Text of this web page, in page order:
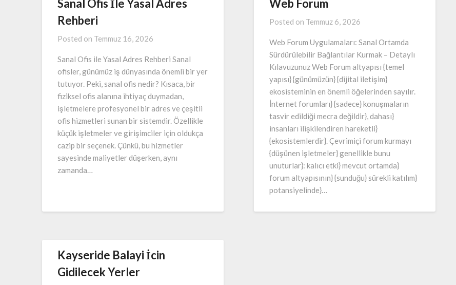
Sanal Ofis İle Yasal Adres
Rehberi
Posted on Temmuz 16, 2026
Sanal Ofis ile Yasal Adres Rehberi Sanal
ofisler, günümüz iş dünyasında önemli bir yer
tutuyor. Peki, sanal ofis nedir? Kısaca, bir
fiziksel ofis alanına ihtiyaç duymadan,
işletmelere profesyonel bir adres ve çeşitli
ofis hizmetleri sunan bir sistemdir. Özellikle
küçük işletmeler ve girişimciler için oldukça
cazip bir seçenek. Çünkü, bu hizmetler
sayesinde maliyetler düşerken, aynı
zamanda…
Web Forum
Posted on Temmuz 6, 2026
Web Forum Uygulamaları: Sanal Ortamda
Sürdürülebilir Bağlantılar Kurmak – Detaylı
Kılavuzunuz Web Forum altyapısı {temel
yapısı} {günümüzün} {dijital iletişim}
ekosisteminin en önemli öğelerinden sayılır.
İnternet forumları} {sadece} konuşmaların
tasvir edildiği mecra değildir}, dahası}
insanları ilişkilendiren hareketli}
{ekosistemlerdir}. Çevrimiçi forum kurmayı
{düşünen işletmeler} genellikle bunu
unuturlar}: kalıcı etki} mevcut ortamda}
forum altyapısının} {sunduğu} sürekli katılım}
potansiyelinde}…
Kayseride Balayi İcin
Gidilecek Yerler